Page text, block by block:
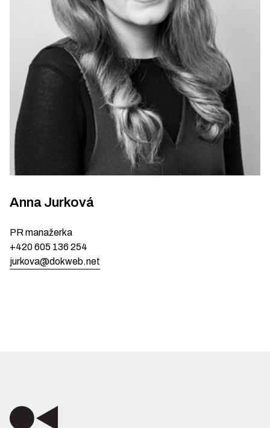
Anna Jurková
PR manažerka
+420 605 136 254
jurkova@dokweb.net